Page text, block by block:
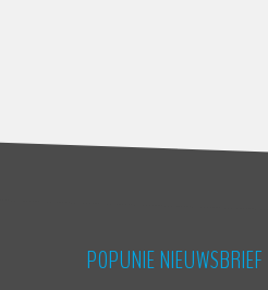
POPUNIE NIEUWSBRIEF